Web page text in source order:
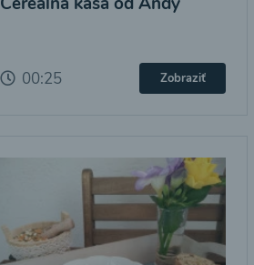
00:25 Zobraziť